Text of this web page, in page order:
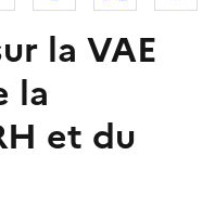
la VAE
la
et du